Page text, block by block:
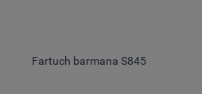
Fartuch barmana S845